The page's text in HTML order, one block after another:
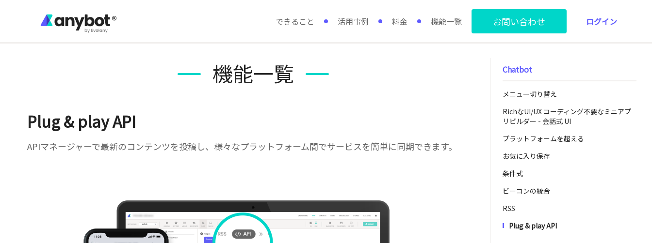
できること 活用事例 料金 機能一覧 お問い合わせ ログイン
機能一覧
Plug & play API
APIマネージャーで最新のコンテンツを投稿し、様々なプラットフォーム間でサービスを簡単に同期できます。
Chatbot
メニュー切り替え
RichなUI/UX コーディング不要なミニアプ
リビルダー - 会話式 UI
プラットフォームを超える
お気に入り保存
条件式
ビーコンの統合
RSS
Plug & play API